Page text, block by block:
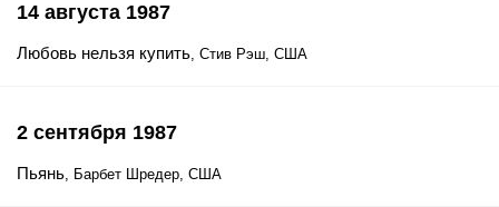
14 августа 1987
Любовь нельзя купить, Стив Рэш, США
2 сентября 1987
Пьянь, Барбет Шредер, США